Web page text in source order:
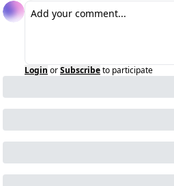
Login orSubscribeto participate